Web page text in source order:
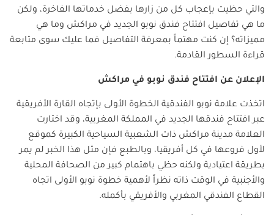
والتي حظيت بإعجاب كل من زارها بفضل خدماتها الفاخرة، ولكن
ما هي تفاصيل افتتاح فندق نوبو الجديد في مراكش وما هي
مميزاته؟ إن كنت مهتماً بمعرفة التفاصيل فما عليك سوى متابعة
قراءة السطور القادمة.
الإعلان عن افتتاح فندق نوبو في مراكش
اتخذت علامة نوبو الفندقية الخطوة الأولى بإتجاه القارة الأفريقية
عبر افتتاح فندقها الجديد في المملكة المغربية، وقد اختارت
العلامة مدينة مراكش ذات الشعبية السياحية الكبيرة كموقع
لأول فروعها في كل أفريقيا، وبالطبع فإن مثل هذا الخبر لم يمر
بطريقة اعتيادية ولكنه حظي باهتمام كبير من الصحافة المحلية
والأجنبية في الوقت ذاته نظراً لأهمية خطوة نوبو الأولى اتجاه
القطاع الفندقي المغربي والأفريقي بأكمله.